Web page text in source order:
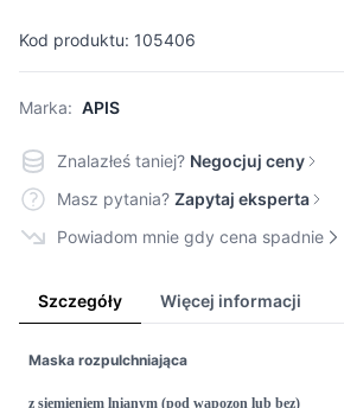
Kod produktu: 105406
Marka: APIS
Znalazłeś taniej? Negocjuj ceny
Masz pytania? Zapytaj eksperta
Powiadom mnie gdy cena spadnie
Szczegóły Więcej informacji
Maska rozpulchniająca
z siemieniem lnianym (pod wapozon lub bez)